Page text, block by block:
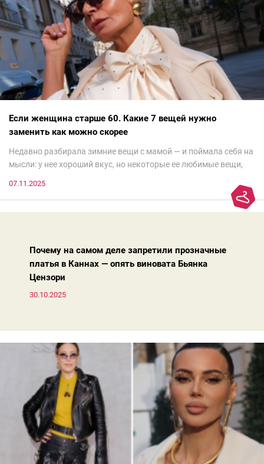
Если женщина старше 60. Какие 7 вещей нужно
заменить как можно скорее
Недавно разбирала зимние вещи с мамой — и поймала себя на
мысли: у нее хороший вкус, но некоторые ее любимые вещи,
моды. Вовсе нет.Проблема в том, что сама мода сделала шаг
07.11.2025
Почему на самом деле запретили прозначные
платья в Каннах — опять виновата Бьянка
Цензори
30.10.2025